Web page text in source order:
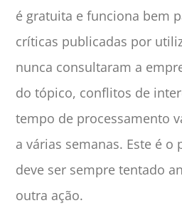
é gratuita e funciona bem
críticas publicadas por
nunca consultaram a
do tópico, conflitos de
tempo de processamento
a várias semanas. Este é
deve ser sempre tentado
outra ação.